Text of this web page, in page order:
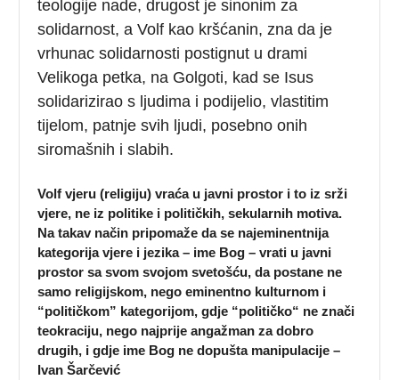
teologije nade, drugost je sinonim za
solidarnost, a Volf kao kršćanin, zna da je
vrhunac solidarnosti postignut u drami
Velikoga petka, na Golgoti, kad se Isus
solidarizirao s ljudima i podijelio, vlastitim
tijelom, patnje svih ljudi, posebno onih
siromašnih i slabih.
Volf vjeru (religiju) vraća u javni prostor i to iz srži
vjere, ne iz politike i političkih, sekularnih motiva.
Na takav način pripomaže da se najeminentnija
kategorija vjere i jezika – ime Bog – vrati u javni
prostor sa svom svojom svetošću, da postane ne
samo religijskom, nego eminentno kulturnom i
“političkom” kategorijom, gdje “političko“ ne znači
teokraciju, nego najprije angažman za dobro
drugih, i gdje ime Bog ne dopušta manipulacije –
Ivan Šarčević